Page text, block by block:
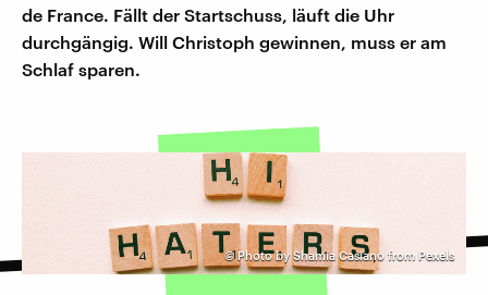
de France. Fällt der Startschuss, läuft die Uhr
durchgängig. Will Christoph gewinnen, muss er am
Schlaf sparen.
©Photo by Shamia Casiano from Pexels